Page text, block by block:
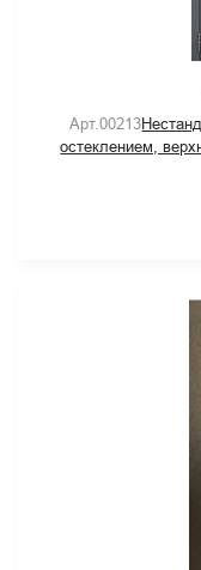
Арт.00213
остеклением,